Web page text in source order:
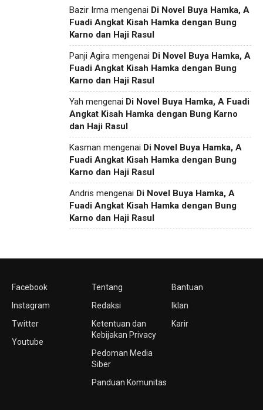
Bazir Irma mengenai Di Novel Buya Hamka, A
Fuadi Angkat Kisah Hamka dengan Bung
Karno dan Haji Rasul
Panji Agira mengenai Di Novel Buya Hamka, A
Fuadi Angkat Kisah Hamka dengan Bung
Karno dan Haji Rasul
Yah mengenai Di Novel Buya Hamka, A Fuadi
Angkat Kisah Hamka dengan Bung Karno
dan Haji Rasul
Kasman mengenai Di Novel Buya Hamka, A
Fuadi Angkat Kisah Hamka dengan Bung
Karno dan Haji Rasul
Andris mengenai Di Novel Buya Hamka, A
Fuadi Angkat Kisah Hamka dengan Bung
Karno dan Haji Rasul
Facebook
Instagram
Twitter
Youtube
Tentang
Redaksi
Ketentuan dan
Kebijakan Privacy
Pedoman Media
Siber
Panduan Komunitas
Bantuan
Iklan
Karir